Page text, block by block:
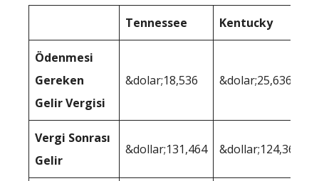
Tennessee Kentucky
Ödenmesi
Gereken
Gelir Vergisi
&dolar;18,536 &dolar;25,636
Vergi Sonrası
Gelir
&dollar;131,464 &dollar;124,364